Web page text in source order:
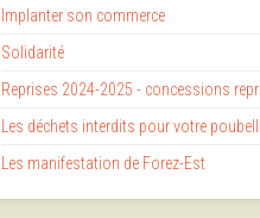
Implanter son commerce
Solidarité
Reprises 2024-2025 - concessions
Les déchets interdits pour votre
Les manifestation de Forez-Est